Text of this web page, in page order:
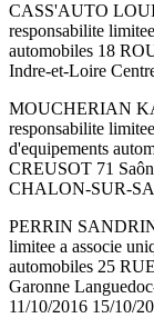
CASS'AUTO
responsabilite
automobiles 18
Indre-et-Loire
MOUCHERIAN
responsabilite
d'equipements
CREUSOT 71
CHALON-SUR-
PERRIN
limitee a associe
automobiles 25
Garonne
11/10/2016 15/10/